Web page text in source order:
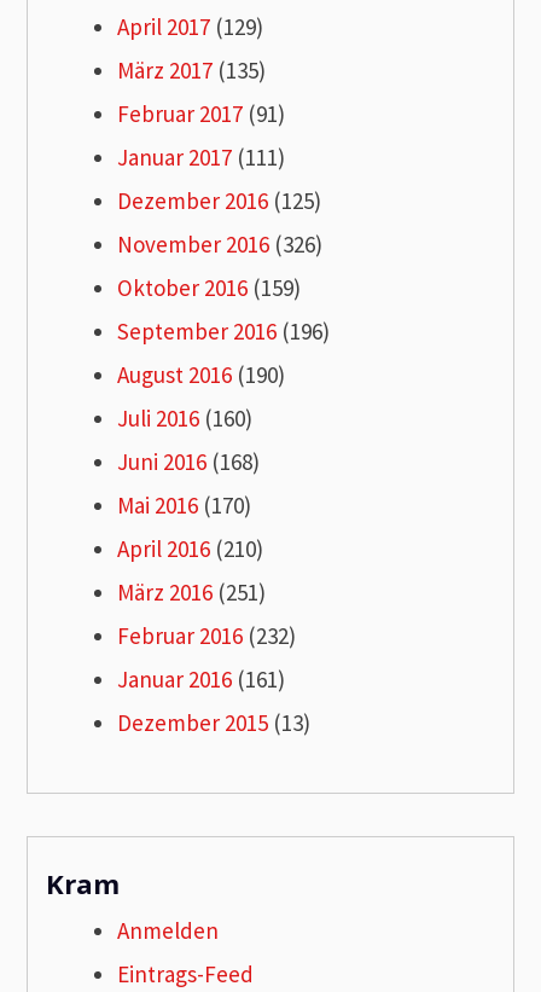
April 2017 (129)
März 2017 (135)
Februar 2017 (91)
Januar 2017 (111)
Dezember 2016 (125)
November 2016 (326)
Oktober 2016 (159)
September 2016 (196)
August 2016 (190)
Juli 2016 (160)
Juni 2016 (168)
Mai 2016 (170)
April 2016 (210)
März 2016 (251)
Februar 2016 (232)
Januar 2016 (161)
Dezember 2015 (13)
Kram
Anmelden
Eintrags-Feed